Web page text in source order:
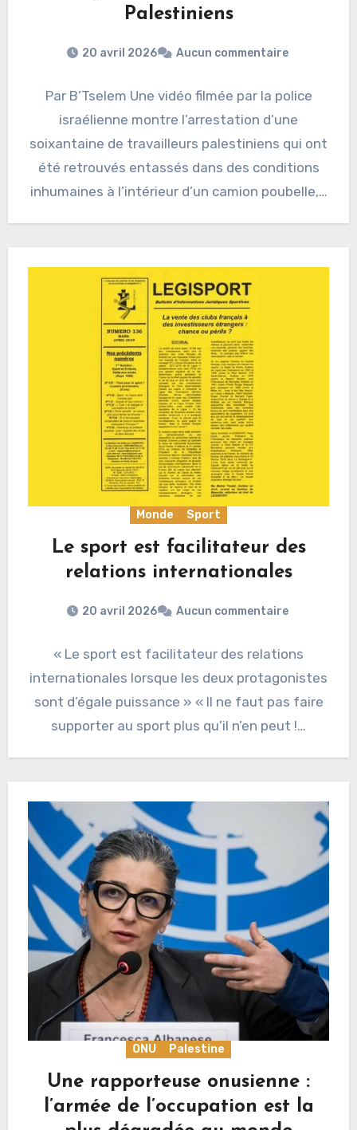
Palestiniens
20 avril 2026 Aucun commentaire
Par B’Tselem Une vidéo filmée par la police
israélienne montre l’arrestation d’une
soixantaine de travailleurs palestiniens qui ont
été retrouvés entassés dans des conditions
inhumaines à l’intérieur d’un camion poubelle,…
Monde Sport
Le sport est facilitateur des
relations internationales
20 avril 2026 Aucun commentaire
« Le sport est facilitateur des relations
internationales lorsque les deux protagonistes
sont d’égale puissance » « Il ne faut pas faire
supporter au sport plus qu’il n’en peut !…
ONU Palestine
Une rapporteuse onusienne :
l’armée de l’occupation est la